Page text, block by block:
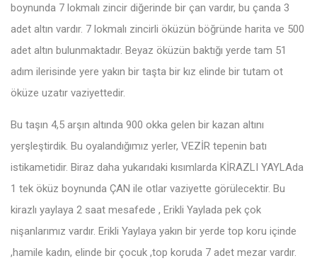
boynunda 7 lokmalı zincir diğerinde bir çan vardır, bu çanda 3
adet altın vardır. 7 lokmalı zincirli öküzün böğründe harita ve 500
adet altın bulunmaktadır. Beyaz öküzün baktığı yerde tam 51
adım ilerisinde yere yakın bir taşta bir kız elinde bir tutam ot
öküze uzatır vaziyettedir.
Bu taşın 4,5 arşın altında 900 okka gelen bir kazan altını
yerşleştirdik. Bu oyalandığımız yerler, VEZİR tepenin batı
istikametidir. Biraz daha yukarıdaki kısımlarda KİRAZLI YAYLAda
1 tek öküz boynunda ÇAN ile otlar vaziyette görülecektir. Bu
kirazlı yaylaya 2 saat mesafede , Erikli Yaylada pek çok
nişanlarımız vardır. Erikli Yaylaya yakın bir yerde top koru içinde
,hamile kadın, elinde bir çocuk ,top koruda 7 adet mezar vardır.